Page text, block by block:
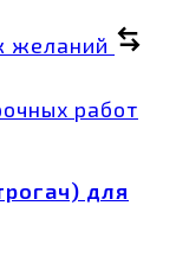
желаний
работ
для